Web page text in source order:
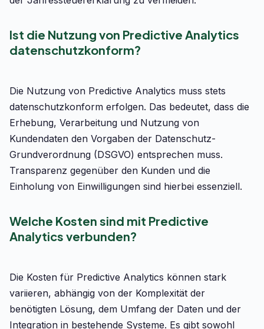
Ist die Nutzung von Predictive Analytics
datenschutzkonform?
Die Nutzung von Predictive Analytics muss stets
datenschutzkonform erfolgen. Das bedeutet, dass die
Erhebung, Verarbeitung und Nutzung von
Kundendaten den Vorgaben der Datenschutz-
Grundverordnung (DSGVO) entsprechen muss.
Transparenz gegenüber den Kunden und die
Einholung von Einwilligungen sind hierbei essenziell.
Welche Kosten sind mit Predictive
Analytics verbunden?
Die Kosten für Predictive Analytics können stark
variieren, abhängig von der Komplexität der
benötigten Lösung, dem Umfang der Daten und der
Integration in bestehende Systeme. Es gibt sowohl